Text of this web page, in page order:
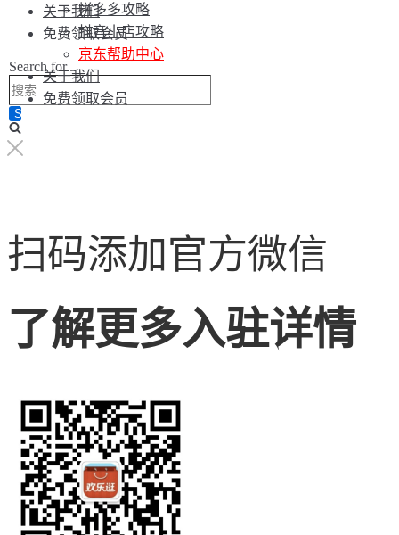
关于我们
免费领取会员
Search for...
拼多多攻略
抖音小店攻略
京东帮助中心
关于我们
免费领取会员
扫码添加官方微信
了解更多入驻详情